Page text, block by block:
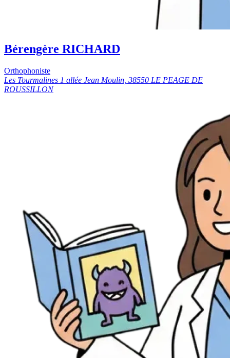
Bérengère RICHARD
Orthophoniste
Les Tourmalines 1 allée Jean Moulin, 38550 LE PEAGE DE
ROUSSILLON